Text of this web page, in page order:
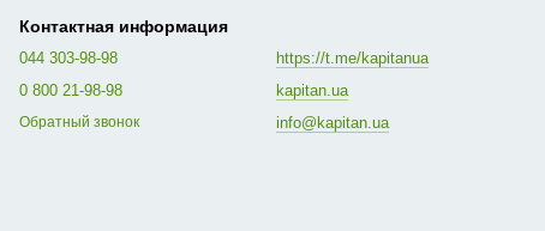
Контактная информация
044 303-98-98
0 800 21-98-98
Обратный звонок
https://t.me/kapitanua
kapitan.ua
info@kapitan.ua